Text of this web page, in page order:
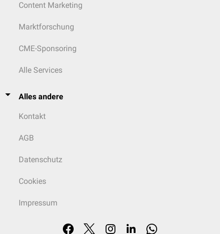
Content Marketing
Marktforschung
CME-Sponsoring
Alle Services
Alles andere
Kontakt
AGB
Datenschutz
Cookies
Impressum